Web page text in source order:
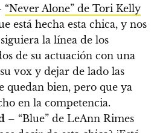
“Never Alone” de Tori Kelly
está hecha esta chica, y nos
la línea de los
de su actuación con una
vox y dejar de lado las
quedan bien, pero que ya
en la competencia.
– “Blue” de LeAnn Rimes